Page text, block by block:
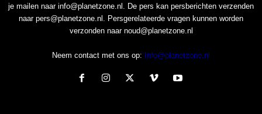
je mailen naar info@planetzone.nl. De pers kan persberichten verzenden
naar pers@planetzone.nl. Persgerelateerde vragen kunnen worden
verzonden naar noud@planetzone.nl
Neem contact met ons op: Info@planetzone.nl